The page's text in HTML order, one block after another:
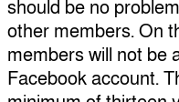
should be no
other members. On
members will not be
Facebook account.